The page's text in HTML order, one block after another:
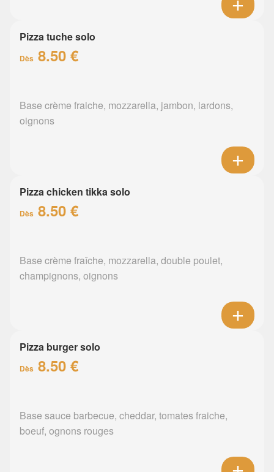
Pizza tuche solo
Dès 8.50 €
Base crème fraiche, mozzarella, jambon, lardons,
oignons
Pizza chicken tikka solo
Dès 8.50 €
Base crème fraîche, mozzarella, double poulet,
champignons, oignons
Pizza burger solo
Dès 8.50 €
Base sauce barbecue, cheddar, tomates fraiche,
boeuf, ognons rouges